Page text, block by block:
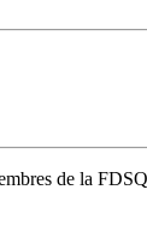
de la